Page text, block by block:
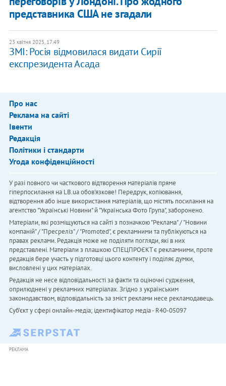
представника США не згадали
23 квітня 2025, 17:49
ЗМІ: Росія відмовилася видати Сирії
експрезидента Асада
Про нас
Реклама на сайті
Івенти
Редакція
Політики і стандарти
Угода конфіденційності
У разі повного чи часткового відтворення матеріалів пряме
гіперпосилання на LB.ua обов'язкове! Передрук, копіювання,
відтворення або інше використання матеріалів, що містять посилання на
агентство "Українськi Новини" й "Українська Фото Група", заборонено.
Матеріали, які розміщуються на сайті з позначкою "Реклама" / "Новини
компаній" / "Пресреліз" / "Promoted", є рекламними та публікуються на
правах реклами. Редакція може не поділяти погляди, які в них
представлені. Матеріали з плашкою СПЕЦПРОЄКТ є рекламними, проте
редакція бере участь у підготовці цього контенту і поділяє думки,
висловлені у цих матеріалах.
Редакція не несе відповідальності за факти та оціночні судження,
оприлюднені у рекламних матеріалах. Згідно з українським
законодавством, відповідальність за зміст реклами несе рекламодавець.
Cуб'єкт у сфері онлайн-медіа; ідентифікатор медіа - R40-05097
РЕКЛАМА